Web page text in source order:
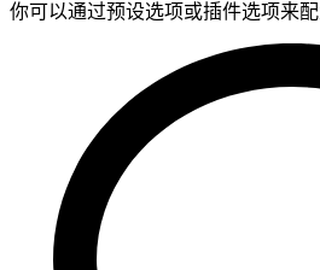
你可以通过预设选项或插件选项来配